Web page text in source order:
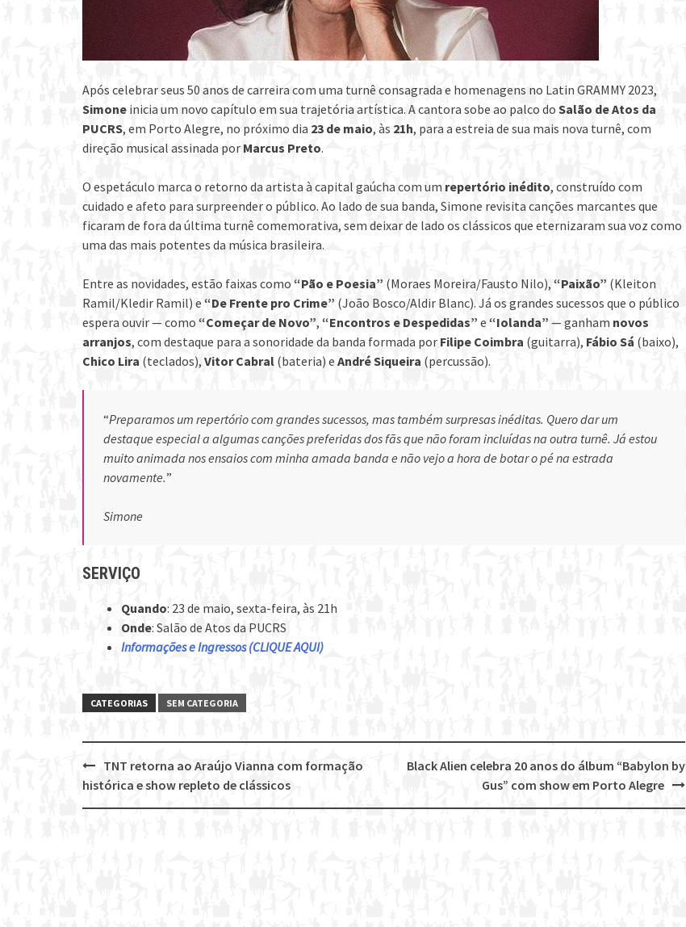
Após celebrar seus 50 anos de carreira com uma turnê consagrada e homenagens no Latin GRAMMY 2023,
Simone inicia um novo capítulo em sua trajetória artística. A cantora sobe ao palco do Salão de Atos da
PUCRS, em Porto Alegre, no próximo dia 23 de maio, às 21h, para a estreia de sua mais nova turnê, com
direção musical assinada por Marcus Preto.
O espetáculo marca o retorno da artista à capital gaúcha com um repertório inédito, construído com
cuidado e afeto para surpreender o público. Ao lado de sua banda, Simone revisita canções marcantes que
ficaram de fora da última turnê comemorativa, sem deixar de lado os clássicos que eternizaram sua voz como
uma das mais potentes da música brasileira.
Entre as novidades, estão faixas como “Pão e Poesia” (Moraes Moreira/Fausto Nilo), “Paixão” (Kleiton
Ramil/Kledir Ramil) e “De Frente pro Crime” (João Bosco/Aldir Blanc). Já os grandes sucessos que o público
espera ouvir — como “Começar de Novo”, “Encontros e Despedidas” e “Iolanda” — ganham novos
arranjos, com destaque para a sonoridade da banda formada por Filipe Coimbra (guitarra), Fábio Sá (baixo),
Chico Lira (teclados), Vitor Cabral (bateria) e André Siqueira (percussão).
“Preparamos um repertório com grandes sucessos, mas também surpresas inéditas. Quero dar um
destaque especial a algumas canções preferidas dos fãs que não foram incluídas na outra turnê. Já estou
muito animada nos ensaios com minha amada banda e não vejo a hora de botar o pé na estrada
novamente.”
Simone
SERVIÇO
Quando: 23 de maio, sexta-feira, às 21h
Onde: Salão de Atos da PUCRS
Informações e Ingressos (CLIQUE AQUI)
CATEGORIAS SEM CATEGORIA
Post
navigation
Black Alien celebra 20 anos do álbum “Babylon by
Gus” com show em Porto Alegre
TNT retorna ao Araújo Vianna com formação
histórica e show repleto de clássicos